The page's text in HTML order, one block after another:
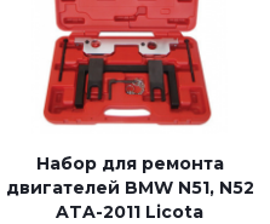
Набор для ремонта
двигателей BMW N51, N52
ATA-2011 Licota